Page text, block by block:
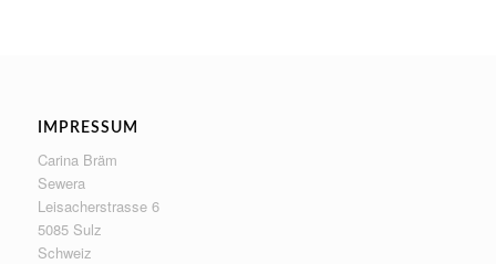
IMPRESSUM
Carina Bräm
Sewera
Leisacherstrasse 6
5085 Sulz
Schweiz